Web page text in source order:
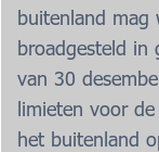
buitenland mag
broadgesteld in
van 30
limieten voor
het buitenland